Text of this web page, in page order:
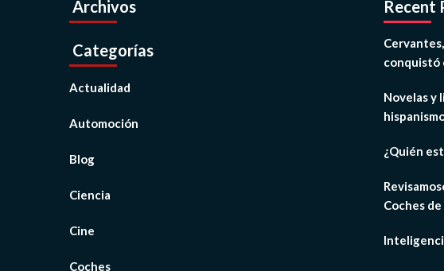
Archivos
Categorías
Actualidad
Automoción
Blog
Ciencia
Cine
Coches
Recent
conquistó
Novelas y
¿Quién
Coches